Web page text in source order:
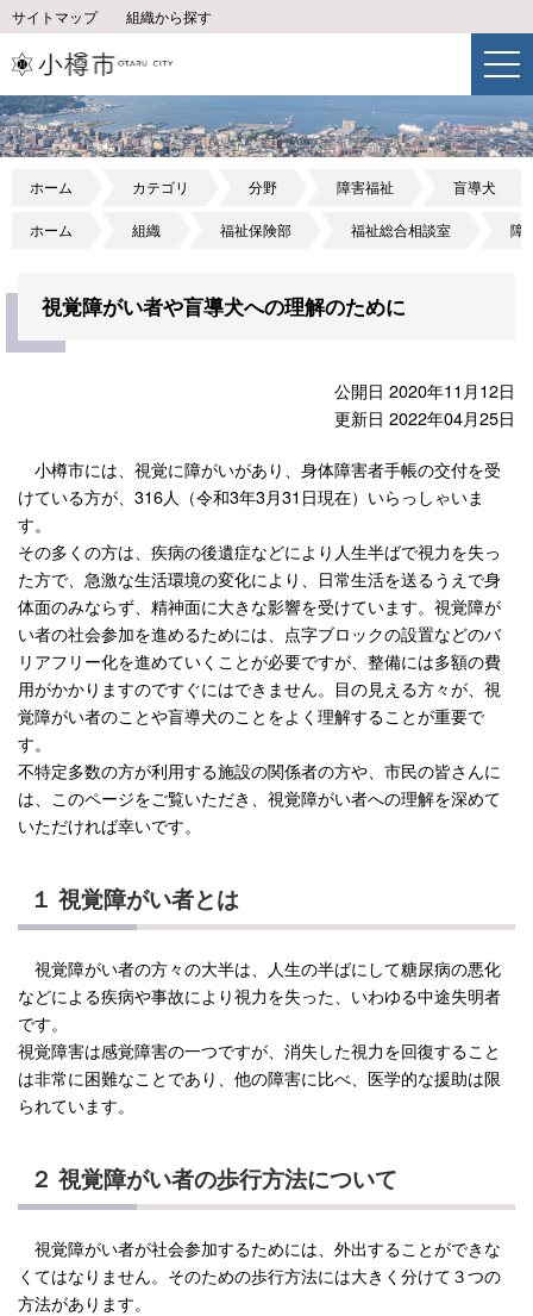
サイトマップ 組織から探す
ホーム カテゴリ 分野 障害福祉 盲導犬
ホーム 組織 福祉保険部 福祉総合相談室 障
視覚障がい者や盲導犬への理解のために
公開日 2020年11月12日
更新日 2022年04月25日
小樽市には、視覚に障がいがあり、身体障害者手帳の交付を受
けている方が、316人（令和3年3月31日現在）いらっしゃいま
す。
その多くの方は、疾病の後遺症などにより人生半ばで視力を失っ
た方で、急激な生活環境の変化により、日常生活を送るうえで身
体面のみならず、精神面に大きな影響を受けています。視覚障が
い者の社会参加を進めるためには、点字ブロックの設置などのバ
リアフリー化を進めていくことが必要ですが、整備には多額の費
用がかかりますのですぐにはできません。目の見える方々が、視
覚障がい者のことや盲導犬のことをよく理解することが重要で
す。
不特定多数の方が利用する施設の関係者の方や、市民の皆さんに
は、このページをご覧いただき、視覚障がい者への理解を深めて
いただければ幸いです。
１ 視覚障がい者とは
視覚障がい者の方々の大半は、人生の半ばにして糖尿病の悪化
などによる疾病や事故により視力を失った、いわゆる中途失明者
です。
視覚障害は感覚障害の一つですが、消失した視力を回復すること
は非常に困難なことであり、他の障害に比べ、医学的な援助は限
られています。
２ 視覚障がい者の歩行方法について
視覚障がい者が社会参加するためには、外出することができな
くてはなりません。そのための歩行方法には大きく分けて３つの
方法があります。